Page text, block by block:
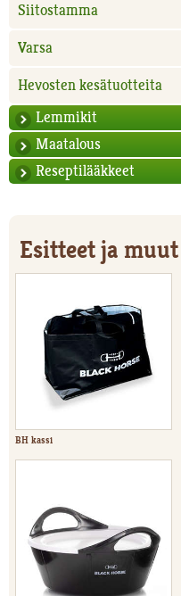
Siitostamma
Varsa
Hevosten kesätuotteita
Lemmikit
Maatalous
Reseptilääkkeet
Esitteet ja muut
BH kassi